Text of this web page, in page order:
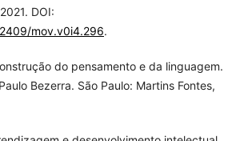
DOI:
mov.v0i4.296.
do pensamento e da linguagem.
Bezerra. São Paulo: Martins Fontes,